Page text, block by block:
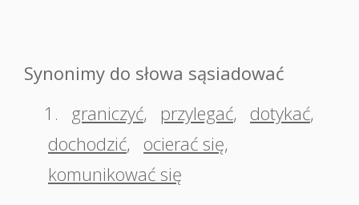
Synonimy do słowa sąsiadować
1.
graniczyć, przylegać, dotykać,
dochodzić, ocierać się,
komunikować się